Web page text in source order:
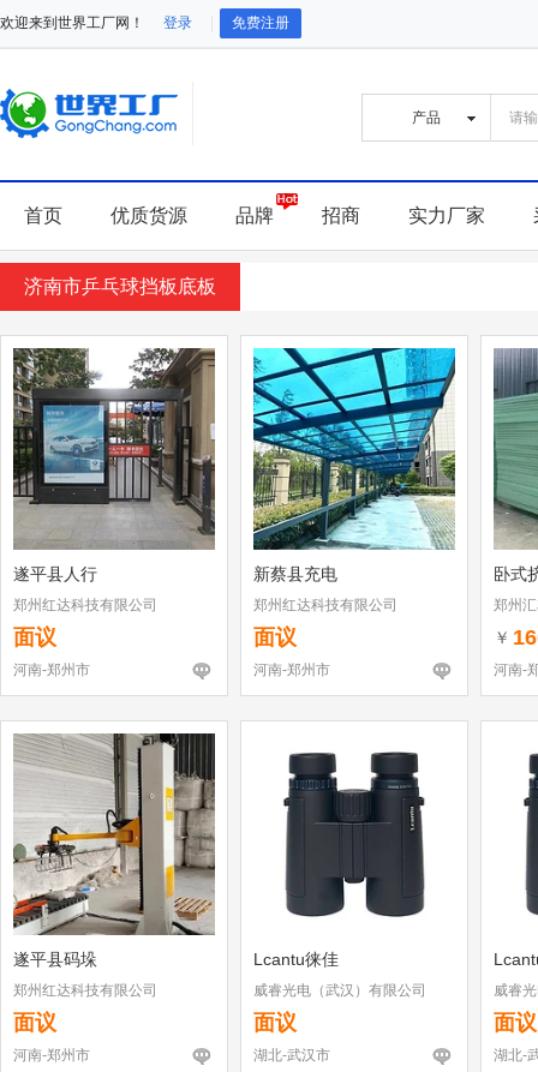
欢迎来到世界工厂网！ 登录 免费注册
首页 优质货源 品牌 招商 实力厂家
济南市乒乓球挡板底板
遂平县人行
郑州红达科技有限公司
面议
河南-郑州市
新蔡县充电
郑州红达科技有限公司
面议
河南-郑州市
卧式
郑州
￥
河南-
遂平县码垛
郑州红达科技有限公司
面议
河南-郑州市
Lcantu徕佳
威睿光电（武汉）有限公司
面议
湖北-武汉市
威睿
面议
湖北-